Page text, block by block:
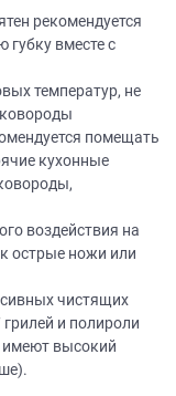
рекомендуется
вместе с
температур, не
помещать
кухонные
воздействия на
острые ножи или
чистящих
и полироли
высокий